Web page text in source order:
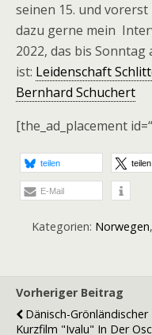
seinen 15. und
dazu gerne mein
2022, das bis
ist: Leidenschaft
Bernhard Schuchert
[the_ad_placement
teilen teilen
E-Mail
Kategorien: Norwegen,
Vorheriger Beitrag
Dänisch-Grönländischer
Kurzfilm "Ivalu" In Der